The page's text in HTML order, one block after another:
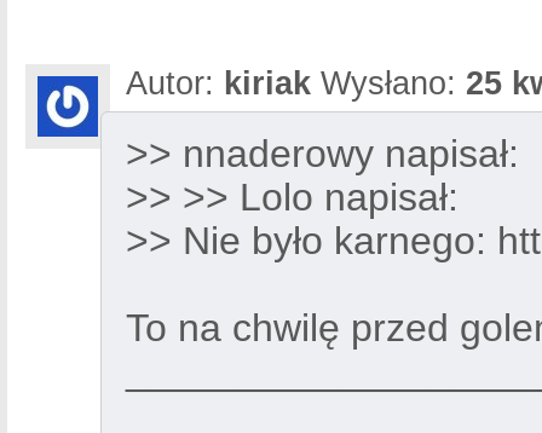
Autor: kiriak Wysłano: 25
>> nnaderowy napisał:
>> >> Lolo napisał:
>> Nie było karnego:
To na chwilę przed